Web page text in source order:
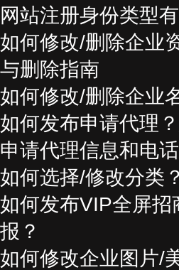
网站注册身份类型
如何修改/删除企业
与删除指南
如何修改/删除企业
如何发布申请代理
申请代理信息和电
如何选择/修改分类
如何发布VIP全屏
报？
如何修改企业图片/